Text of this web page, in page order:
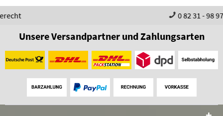
Unsere Versandpartner und Zahlungsarten